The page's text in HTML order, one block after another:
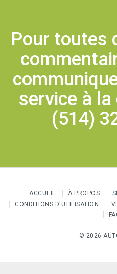
Pour toutes
service à
(514)
ACCUEIL À PROPOS
CONDITIONS D'UTILISATION
© 2026